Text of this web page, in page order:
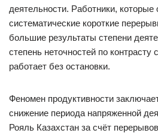
деятельности. Работники,
систематические короткие
большие результаты степени
степень неточностей по
работает без остановки.
Феномен продуктивности
снижение периода напряженной
Рояль Казахстан за счёт